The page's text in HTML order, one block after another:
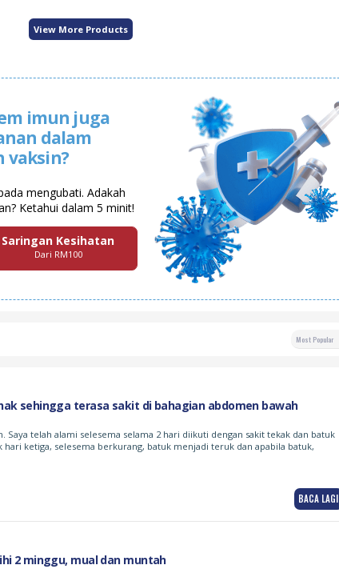
View More Products
imun juga
dalam
vaksin?
mengubati. Adakah
Ketahui dalam 5 minit!
Saringan Kesihatan
Dari RM100
Most Popular
sehingga terasa sakit di bahagian abdomen bawah
Saya telah alami selesema selama 2 hari diikuti dengan sakit tekak dan batuk
hari ketiga, selesema berkurang, batuk menjadi teruk dan apabila batuk,
BACA LAGI
2 minggu, mual dan muntah